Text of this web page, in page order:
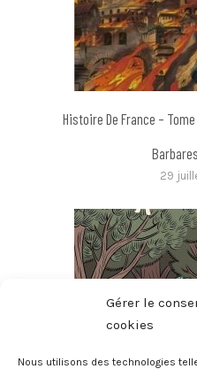
Gérer le
cookies
Nous utilisons des technologies
Histoire De France –
29